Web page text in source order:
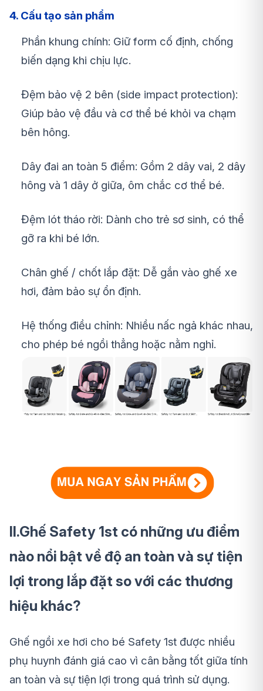
4. Cấu tạo sản phẩm
Phần khung chính: Giữ form cố định, chống
biến dạng khi chịu lực.
Đệm bảo vệ 2 bên (side impact protection):
Giúp bảo vệ đầu và cơ thể bé khỏi va chạm
bên hông.
Dây đai an toàn 5 điểm: Gồm 2 dây vai, 2 dây
hông và 1 dây ở giữa, ôm chắc cơ thể bé.
Đệm lót tháo rời: Dành cho trẻ sơ sinh, có thể
gỡ ra khi bé lớn.
Chân ghế / chốt lắp đặt: Dễ gắn vào ghế xe
hơi, đảm bảo sự ổn định.
Hệ thống điều chỉnh: Nhiều nấc ngả khác nhau,
cho phép bé ngồi thẳng hoặc nằm nghỉ.
II.Ghế Safety 1st có những ưu điểm
nào nổi bật về độ an toàn và sự tiện
lợi trong lắp đặt so với các thương
hiệu khác?
Ghế ngồi xe hơi cho bé Safety 1st được nhiều
phụ huynh đánh giá cao vì cân bằng tốt giữa tính
an toàn và sự tiện lợi trong quá trình sử dụng.